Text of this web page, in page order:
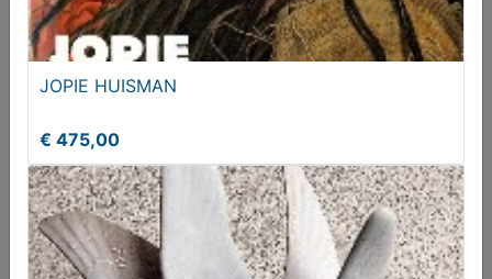
€ 580,00
JOPIE HUISMAN
€ 475,00